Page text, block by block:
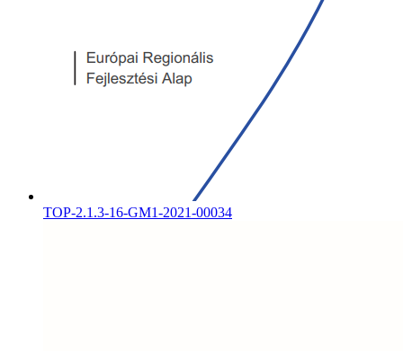
TOP-2.1.3-16-GM1-2021-00034